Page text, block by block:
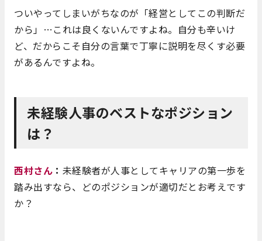
ついやってしまいがちなのが「経営としてこの判断だ
から」…これは良くないんですよね。自分も辛いけ
ど、だからこそ自分の言葉で丁寧に説明を尽くす必要
があるんですよね。
未経験人事のベストなポジション
は？
西村さん ： 未経験者が人事としてキャリアの第一歩を
踏み出すなら、どのポジションが適切だとお考えです
か？